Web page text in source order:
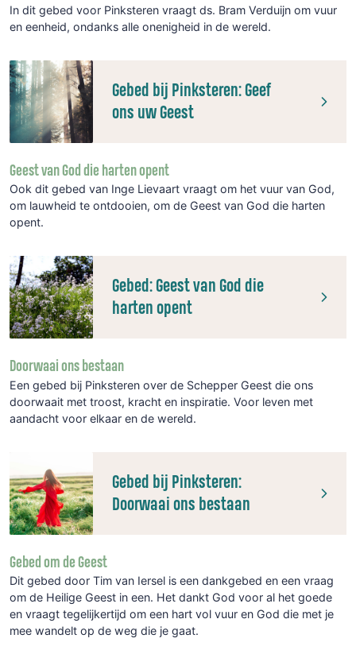
In dit gebed voor Pinksteren vraagt ds. Bram Verduijn om vuur
en eenheid, ondanks alle onenigheid in de wereld.
Gebed bij Pinksteren: Geef
ons uw Geest
Geest van God die harten opent
Ook dit gebed van Inge Lievaart vraagt om het vuur van God,
om lauwheid te ontdooien, om de Geest van God die harten
opent.
Gebed: Geest van God die
harten opent
Doorwaai ons bestaan
Een gebed bij Pinksteren over de Schepper Geest die ons
doorwaait met troost, kracht en inspiratie. Voor leven met
aandacht voor elkaar en de wereld.
Gebed bij Pinksteren:
Doorwaai ons bestaan
Gebed om de Geest
Dit gebed door Tim van Iersel is een dankgebed en een vraag
om de Heilige Geest in een. Het dankt God voor al het goede
en vraagt tegelijkertijd om een hart vol vuur en God die met je
mee wandelt op de weg die je gaat.